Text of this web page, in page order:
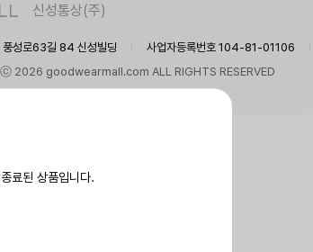
료된 상품입니다.
신성통상(주)
풍성로63길 84 신성빌딩 사업자등록번호 104-81-01106
ⓒ 2026 goodwearmall.com ALL RIGHTS RESERVED